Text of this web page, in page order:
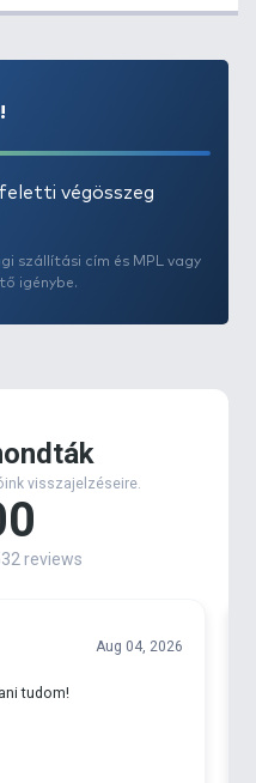
végösszeg
szállítási cím és MPL vagy
igénybe.